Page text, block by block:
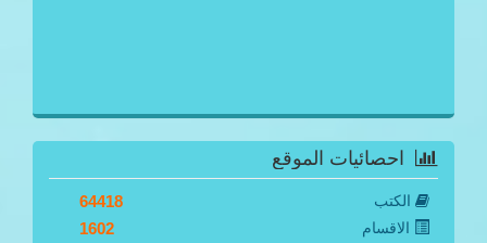
احصائيات الموقع
الكتب 64418
الاقسام 1602